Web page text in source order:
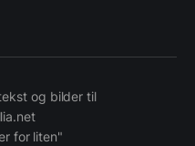
og bilder til
for liten"